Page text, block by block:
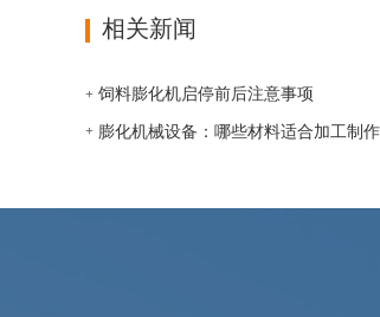
相关新闻
饲料膨化机启停前后注意事项
膨化机械设备：哪些材料适合加工制作